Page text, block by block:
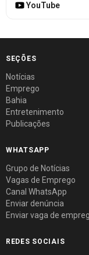
YouTube
SEÇÕES
Notícias
Emprego
Bahia
Entretenimento
Publicações
WHATSAPP
Grupo de Notícias
Vagas de Emprego
Canal WhatsApp
Enviar denúncia
Enviar vaga de
REDES SOCIAIS